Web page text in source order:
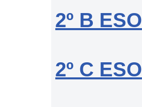
2º B ESO
2º C ESO